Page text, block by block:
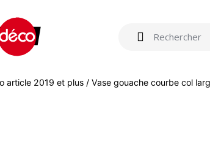
article 2019 et plus / Vase gouache courbe col